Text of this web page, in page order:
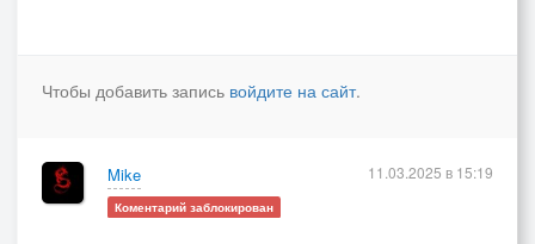
Чтобы добавить запись войдите на сайт.
Mike
Коментарий заблокирован
11.03.2025 в 15:19